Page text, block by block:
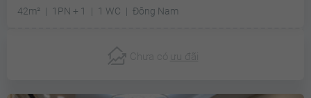
42m²
1PN + 1 1 WC Đông Nam
Chưa có ưu đãi